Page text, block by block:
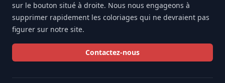
sur le bouton situé à droite. Nous nous engageons à
supprimer rapidement les coloriages qui ne devraient pas
figurer sur notre site.
Contactez-nous